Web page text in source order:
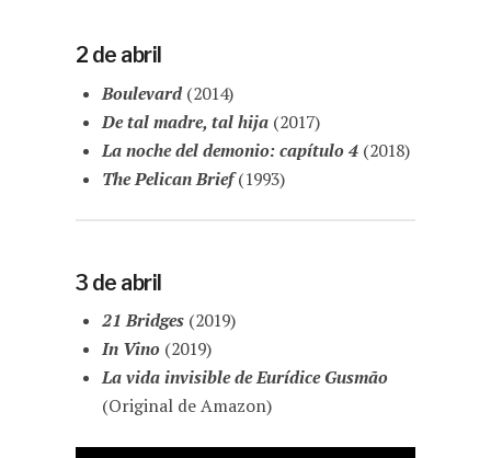
2 de abril
Boulevard(2014)
De tal madre, tal hija(2017)
La noche del demonio: capítulo 4(2018)
The Pelican Brief(1993)
3 de abril
21 Bridges(2019)
In Vino(2019)
La vida invisible de Eurídice Gusmão
(Original de Amazon)